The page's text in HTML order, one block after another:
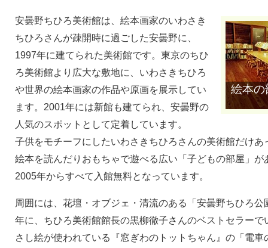
絵本の
安曇野ちひろ美術館は、絵本画家のいわさき
ちひろさんが疎開時に過ごした安曇野に、
1997年に建てられた美術館です。東京のちひ
ろ美術館より広大な敷地に、いわさきちひろ
や世界の絵本画家の作品や原画を展示してい
ます。2001年には新館も建てられ、安曇野の
人気のスポットとして定着しています。
子供をモチーフにしたいわさきちひろさんの美術館だけあ
絵本を読んだりおもちゃで遊べる広い「子どもの部屋」が
2005年からすべて入館無料となっています。
周囲には、花壇・オブジェ・清流のある「安曇野ちひろ
年に、ちひろ美術館館長の黒柳徹子さんのベストセラーで
さし絵が使われている『窓ぎわのトットちゃん』の「電車